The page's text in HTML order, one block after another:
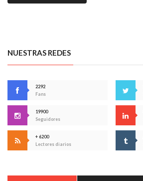
NUESTRAS REDES
2292
Fans
19900
Seguidores
+ 6200
Lectores diarios